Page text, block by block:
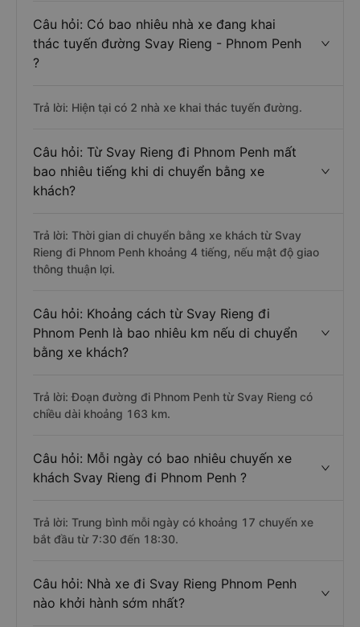
Câu hỏi: Có bao nhiêu nhà xe đang khai
thác tuyến đường Svay Rieng - Phnom Penh
?
Trả lời: Hiện tại có 2 nhà xe khai thác tuyến đường.
Câu hỏi: Từ Svay Rieng đi Phnom Penh mất
bao nhiêu tiếng khi di chuyển bằng xe
khách?
Trả lời: Thời gian di chuyển bằng xe khách từ Svay
Rieng đi Phnom Penh khoảng 4 tiếng, nếu mật độ giao
thông thuận lợi.
Câu hỏi: Khoảng cách từ Svay Rieng đi
Phnom Penh là bao nhiêu km nếu di chuyển
bằng xe khách?
Trả lời: Đoạn đường đi Phnom Penh từ Svay Rieng có
chiều dài khoảng 163 km.
Câu hỏi: Mỗi ngày có bao nhiêu chuyến xe
khách Svay Rieng đi Phnom Penh ?
Trả lời: Trung bình mỗi ngày có khoảng 17 chuyến xe
bắt đầu từ 7:30 đến 18:30.
Câu hỏi: Nhà xe đi Svay Rieng Phnom Penh
nào khởi hành sớm nhất?